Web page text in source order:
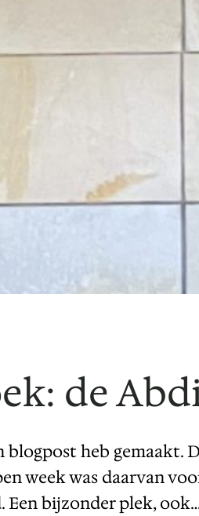
de
blogpost heb
week was daarvan
Een bijzonder plek,